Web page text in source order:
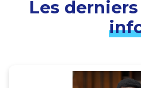
Les derniers